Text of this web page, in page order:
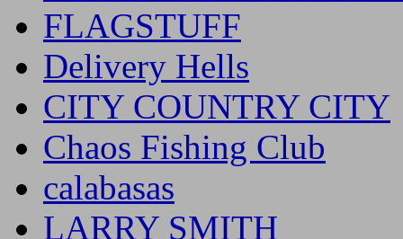
FLAGSTUFF
Delivery Hells
CITY COUNTRY CITY
Chaos Fishing Club
calabasas
LARRY SMITH